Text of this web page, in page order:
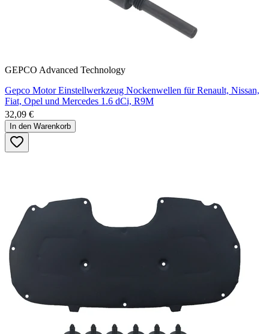
GEPCO Advanced Technology
Gepco Motor Einstellwerkzeug Nockenwellen für Renault, Nissan,
Fiat, Opel und Mercedes 1.6 dCi, R9M
32,09 €
In den Warenkorb